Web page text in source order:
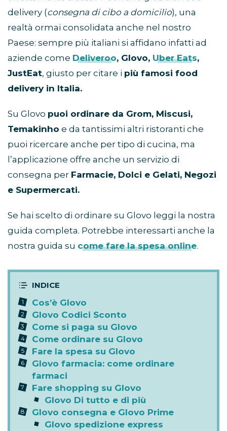
delivery (consegna di cibo a domicilio), una
realtà ormai consolidata anche nel nostro
Paese: sempre più italiani si affidano infatti ad
aziende come Deliveroo, Glovo, Uber Eats,
JustEat, giusto per citare i più famosi food
delivery in Italia.
Su Glovo puoi ordinare da Grom, Miscusi,
Temakinho e da tantissimi altri ristoranti che
puoi ricercare anche per tipo di cucina, ma
l’applicazione offre anche un servizio di
consegna per Farmacie, Dolci e Gelati, Negozi
e Supermercati.
Se hai scelto di ordinare su Glovo leggi la nostra
guida completa. Potrebbe interessarti anche la
nostra guida su come fare la spesa online.
Cos’è Glovo
Glovo Codici Sconto
Come si paga su Glovo
Come ordinare su Glovo
Fare la spesa su Glovo
Glovo farmacia: come ordinare
farmaci
Fare shopping su Glovo
Glovo Di tutto e di più
Glovo consegna e Glovo Prime
Glovo spedizione express